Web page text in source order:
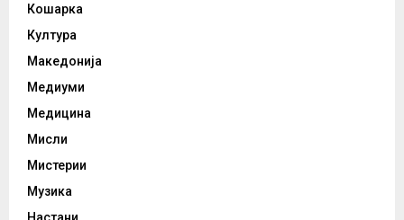
Кошарка
Култура
Македонија
Медиуми
Медицина
Мисли
Мистерии
Музика